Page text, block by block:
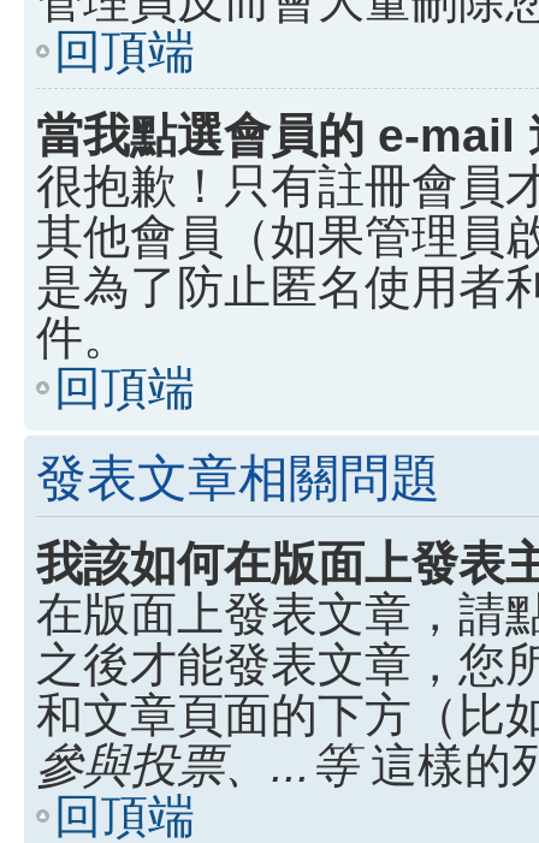
回頂端
當我點選會員的 e-mail
很抱歉！只有註冊會員
其他會員（如果管理員
是為了防止匿名使用者
件。
回頂端
發表文章相關問題
我該如何在版面上發表
在版面上發表文章，請
之後才能發表文章，您
和文章頁面的下方（比
參與投票、...等這樣的
回頂端